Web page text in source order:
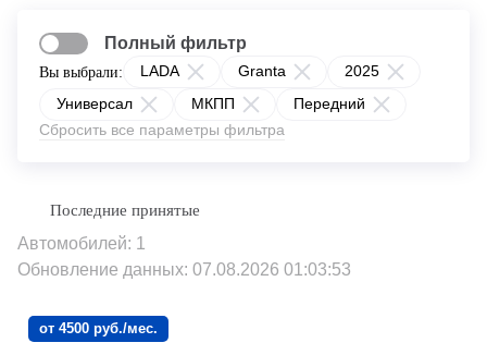
Вы выбрали: LADA Granta
2025
Универсал
МКПП
Передний
Сбросить все параметры фильтра
Полный фильтр
Автомобилей: 1
Обновление данных: 07.08.2026 01:03:53
от 4500 руб./мес.